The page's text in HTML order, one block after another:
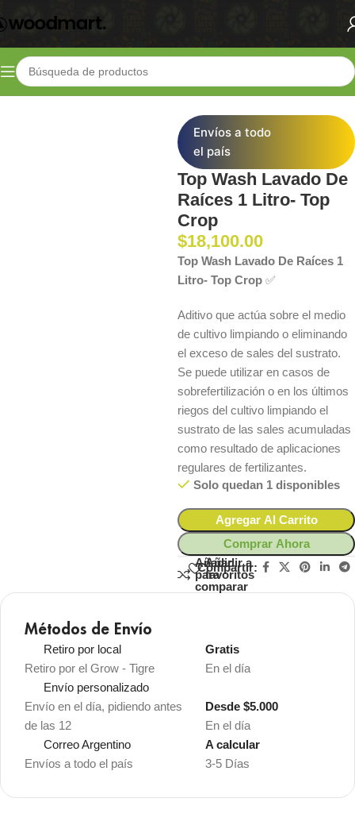
Inicio Shop Fertilizantes Aditivos
Envíos a todo
el país
Top Wash Lavado De
Raíces 1 Litro- Top
Crop
$18,100.00
Top Wash Lavado De Raíces 1
Litro- Top Crop ✅
Aditivo que actúa sobre el medio
de cultivo limpiando o eliminando
el exceso de sales del sustrato.
Se puede utilizar en casos de
sobrefertilización o en los últimos
riegos del cultivo limpiando el
sustrato de las sales acumuladas
como resultado de aplicaciones
regulares de fertilizantes.
Solo quedan 1 disponibles
Agregar Al Carrito
Comprar Ahora
Añadir
para
comparar
Añadir a
favoritos
Compartir:
Métodos de Envío
Retiro por local
Retiro por el Grow - Tigre
En el día
Gratis
Envío personalizado
Envío en el día, pidiendo antes
de las 12
En el día
Desde $5.000
Correo Argentino
Envíos a todo el país
3-5 Días
A calcular